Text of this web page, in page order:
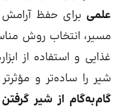
علمی برای حفظ
مسیر، انتخاب روش
غذایی و استفاده از
شیر را ساده‌تر و
گام‌به‌گام از شیر